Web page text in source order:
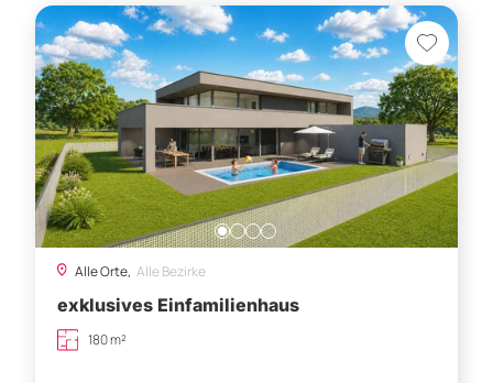
Alle Orte, Alle Bezirke
exklusives Einfamilienhaus
180 m²